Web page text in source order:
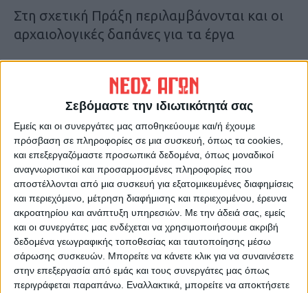
Σεβόμαστε την ιδιωτικότητά σας
Εμείς και οι συνεργάτες μας αποθηκεύουμε και/ή έχουμε
πρόσβαση σε πληροφορίες σε μια συσκευή, όπως τα cookies,
και επεξεργαζόμαστε προσωπικά δεδομένα, όπως μοναδικοί
αναγνωριστικοί και προσαρμοσμένες πληροφορίες που
αποστέλλονται από μια συσκευή για εξατομικευμένες διαφημίσεις
και περιεχόμενο, μέτρηση διαφήμισης και περιεχομένου, έρευνα
ακροατηρίου και ανάπτυξη υπηρεσιών. Με την άδειά σας, εμείς
και οι συνεργάτες μας ενδέχεται να χρησιμοποιήσουμε ακριβή
δεδομένα γεωγραφικής τοποθεσίας και ταυτοποίησης μέσω
σάρωσης συσκευών. Μπορείτε να κάνετε κλικ για να συναινέσετε
στην επεξεργασία από εμάς και τους συνεργάτες μας όπως
περιγράφεται παραπάνω. Εναλλακτικά, μπορείτε να αποκτήσετε
Στη σχετική Πράξη περιλαμβάνονται και οι
αρχαιολογικές δαπάνες για τα έργα
έργων ΣΔΙΤ και συγκεκριμένα:
-Φράγμα Μιναγιώτικο
– Αρδευτικό Δίκτυο Νέστου
– Λιμνοδεξαμενή Χοχλακίων – Φράγμα
Αγίου Ιωάννη
Η ημερομηνία έναρξης της Πράξης ορίζεται
η 08/06/2026 και η λήξη της η 31/12/2032.